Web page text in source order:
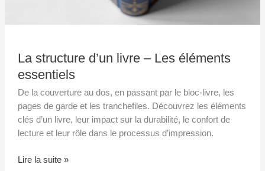
La structure d’un livre – Les éléments
essentiels
De la couverture au dos, en passant par le bloc-livre, les
pages de garde et les tranchefiles. Découvrez les éléments
clés d’un livre, leur impact sur la durabilité, le confort de
lecture et leur rôle dans le processus d’impression.
Lire la suite »